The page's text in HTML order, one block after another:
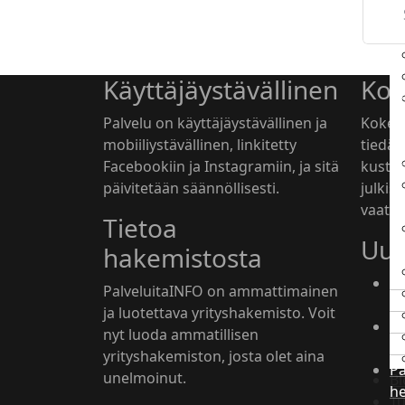
Käyttäjäystävällinen
Palvelu on käyttäjäystävällinen ja
mobiiliystävällinen, linkitetty
Facebookiin ja Instagramiin, ja sitä
päivitetään säännöllisesti.
Tietoa
hakemistosta
PalveluitaINFO on ammattimainen
ja luotettava yrityshakemisto. Voit
nyt luoda ammatillisen
yrityshakemiston, josta olet aina
unelmoinut.